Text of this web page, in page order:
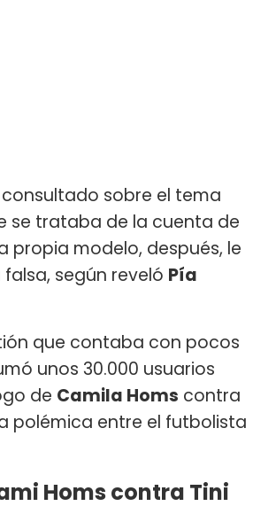
sobre el tema
se trataba de la cuenta de
propia modelo, después, le
según reveló Pía
que contaba con pocos
unos 30.000 usuarios
de Camila Homs contra
polémica entre el futbolista
Homs contra Tini